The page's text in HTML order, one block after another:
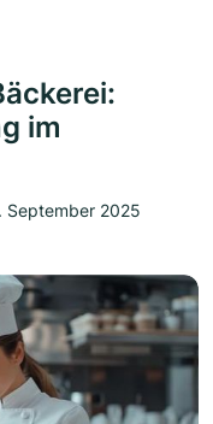
im
September 2025